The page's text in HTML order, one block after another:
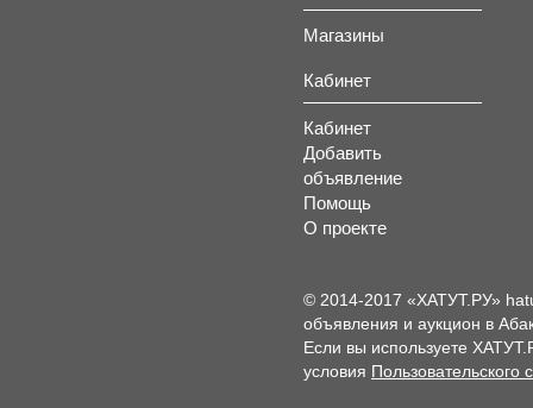
Магазины
Кабинет
Кабинет
Добавить
объявление
Помощь
О проекте
© 2014-2017 «ХАТУТ.РУ»
объявления и аукцион в
Если вы используете
условия Пользовательского